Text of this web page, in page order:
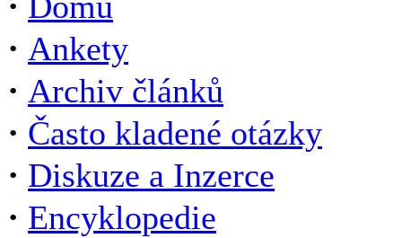
· Ankety
· Archiv článků
· Často kladené otázky
· Diskuze a Inzerce
· Encyklopedie